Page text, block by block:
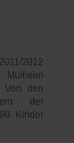
2012
Von den
der
Kinder